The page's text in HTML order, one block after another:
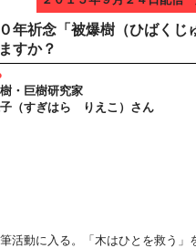
年祈念「被爆樹（ひばくじ
すか？
・巨樹研究家
（すぎはら りえこ）さん
活動に入る。「木はひとを救う」